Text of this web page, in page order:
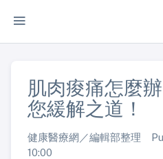
肌肉痠痛怎麼
您緩解之道！
健康醫療網／編輯部整理
10:00